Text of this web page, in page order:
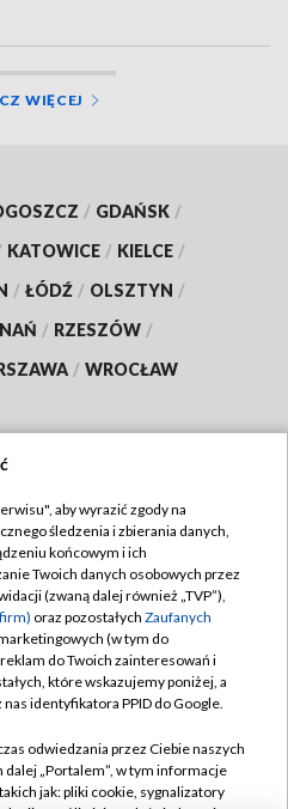
WIĘCEJ
/ GDAŃSK /
KATOWICE / KIELCE /
/ ŁÓDŹ / OLSZTYN /
/ RZESZÓW /
/ WROCŁAW
TVP
TVP
prywatności
zgody
Pomoc
aby wyrazić zgody na
śledzenia i zbierania danych,
końcowym i ich
Twoich danych osobowych przez
(zwaną dalej również „TVP”),
oraz pozostałych Zaufanych
(w tym do
do Twoich zainteresowań i
które wskazujemy poniżej, a
identyfikatora PPID do Google.
odwiedzania przez Ciebie naszych
dalej „Portalem”, w tym informacje
jak: pliki cookie, sygnalizatory